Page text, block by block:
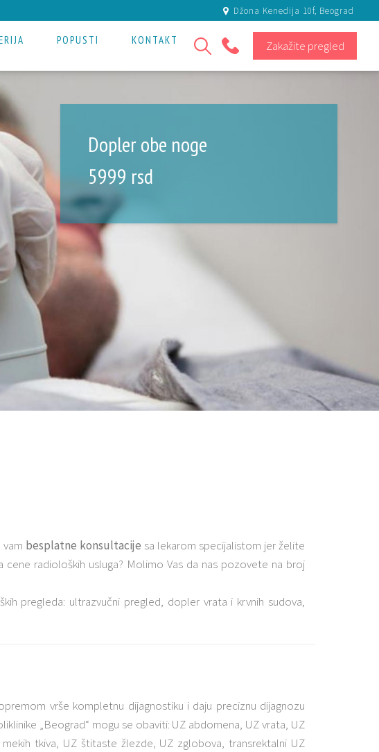
Džona Kenedija 10f, Beograd
POPUSTI KONTAKT
+381 11 301 80 81
Zakažite pregled
Dopler obe noge
5999 rsd
besplatne konsultacije sa lekarom specijalistom jer želite
radioloških usluga? Molimo Vas da nas pozovete na broj
pregleda: ultrazvučni pregled, dopler vrata i krvnih sudova,
vrše kompletnu dijagnostiku i daju preciznu dijagnozu
„Beograd“ mogu se obaviti: UZ abdomena, UZ vrata, UZ
tkiva, UZ štitaste žlezde, UZ zglobova, transrektalni UZ